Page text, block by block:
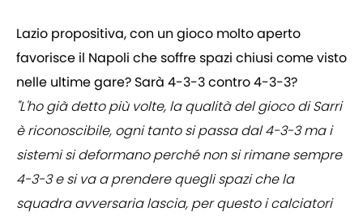
Lazio propositiva, con un gioco molto aperto
favorisce il Napoli che soffre spazi chiusi come visto
nelle ultime gare? Sarà 4-3-3 contro 4-3-3?
"L'ho già detto più volte, la qualità del gioco di Sarri
è riconoscibile, ogni tanto si passa dal 4-3-3 ma i
sistemi si deformano perché non si rimane sempre
4-3-3 e si va a prendere quegli spazi che la
squadra avversaria lascia, per questo i calciatori